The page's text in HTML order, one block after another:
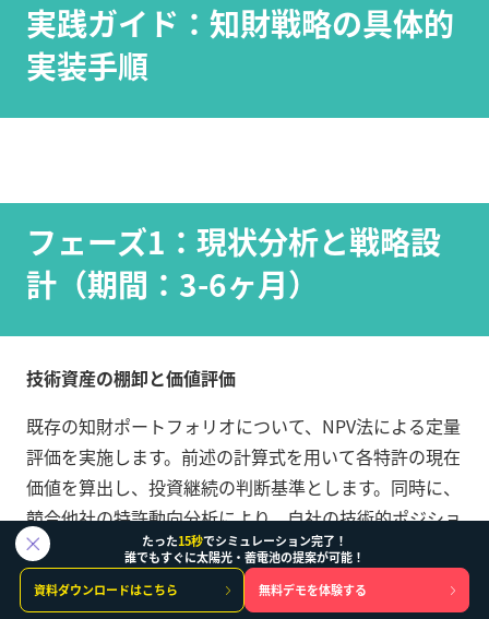
実践ガイド：知財戦略の具体的
実装手順
フェーズ1：現状分析と戦略設
計（期間：3-6ヶ月）
技術資産の棚卸と価値評価
既存の知財ポートフォリオについて、NPV法による定量
評価を実施します。前述の計算式を用いて各特許の現在
価値を算出し、投資継続の判断基準とします。同時に、
競合他社の特許動向分析により、自社の技術的ポジショ
ンを客観的に把握します。
市場機会の特定と優先順位付け
たった15秒でシミュレーション完了！
誰でもすぐに太陽光・蓄電池の提案が可能！
資料ダウンロードはこちら
無料デモを体験する